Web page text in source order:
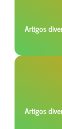
Artigos
Artigos